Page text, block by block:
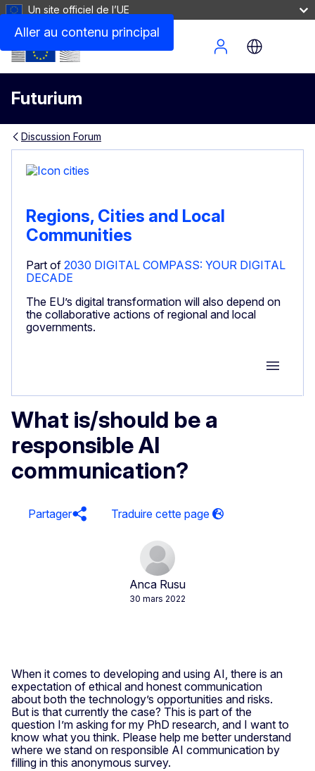
Aller au contenu principal
Un site officiel de l’UE
Futurium
Site Menu
Discussion Forum
Regions, Cities and Local
Communities
Part of 2030 DIGITAL COMPASS: YOUR DIGITAL
DECADE
The EU’s digital transformation will also depend on
the collaborative actions of regional and local
governments.
Group
What is/should be a
responsible AI
communication?
Partager
Anca Rusu
30 mars 2022
When it comes to developing and using AI, there is an
expectation of ethical and honest communication
about both the technology’s opportunities and risks.
But is that currently the case? This is part of the
question I’m asking for my PhD research, and I want to
know what you think. Please help me better understand
where we stand on responsible AI communication by
filling in this anonymous survey.